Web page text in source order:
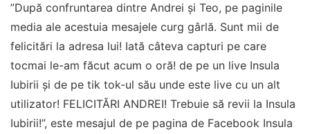
”După confruntarea dintre Andrei și Teo, pe paginile
media ale acestuia mesajele curg gârlă. Sunt mii de
felicitări la adresa lui! Iată câteva capturi pe care
tocmai le-am făcut acum o oră! de pe un live Insula
Iubirii și de pe tik tok-ul său unde este live cu un alt
utilizator! FELICITĂRI ANDREI! Trebuie să revii la Insula
Iubirii!”, este mesajul de pe pagina de Facebook Insula